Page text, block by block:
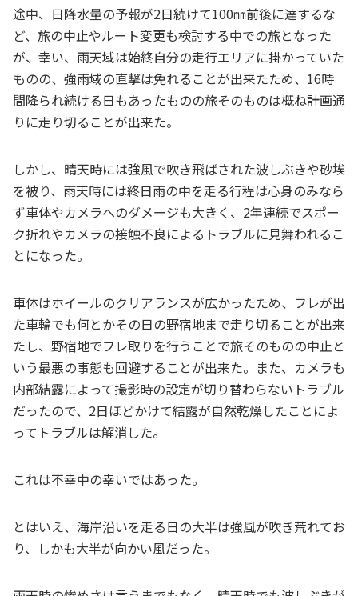
途中、日降水量の予報が2日続けて100㎜前後に達するな
ど、旅の中止やルート変更も検討する中での旅となった
が、幸い、雨天域は始終自分の走行エリアに掛かっていた
ものの、強雨域の直撃は免れることが出来たため、16時
間降られ続ける日もあったものの旅そのものは概ね計画通
りに走り切ることが出来た。
しかし、晴天時には強風で吹き飛ばされた波しぶきや砂埃
を被り、雨天時には終日雨の中を走る行程は心身のみなら
ず車体やカメラへのダメージも大きく、2年連続でスポー
ク折れやカメラの接触不良によるトラブルに見舞われるこ
とになった。
車体はホイールのクリアランスが広かったため、フレが出
た車輪でも何とかその日の野宿地まで走り切ることが出来
たし、野宿地でフレ取りを行うことで旅そのものの中止と
いう最悪の事態も回避することが出来た。また、カメラも
内部結露によって撮影時の設定が切り替わらないトラブル
だったので、2日ほどかけて結露が自然乾燥したことによ
ってトラブルは解消した。
これは不幸中の幸いではあった。
とはいえ、海岸沿いを走る日の大半は強風が吹き荒れてお
り、しかも大半が向かい風だった。